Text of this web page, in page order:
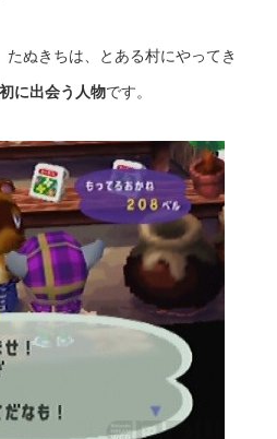
ぬきちは、とある村にやってき
に出会う人物です。